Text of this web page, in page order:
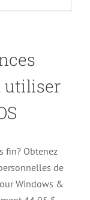
utiliser
fin? Obtenez
de
Windows &